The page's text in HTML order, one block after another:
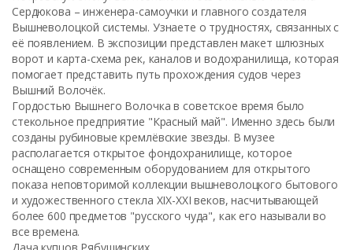
Сердюкова – инженера-самоучки и главного создателя
Вышневолоцкой системы. Узнаете о трудностях, связанных с
её появлением. В экспозиции представлен макет шлюзных
ворот и карта-схема рек, каналов и водохранилища, которая
помогает представить путь прохождения судов через
Вышний Волочёк.
Гордостью Вышнего Волочка в советское время было
стекольное предприятие "Красный май". Именно здесь были
созданы рубиновые кремлёвские звезды. В музее
располагается открытое фондохранилище, которое
оснащено современным оборудованием для открытого
показа неповторимой коллекции вышневолоцкого бытового
и художественного стекла XIX-XXI веков, насчитывающей
более 600 предметов "русского чуда", как его называли во
все времена.